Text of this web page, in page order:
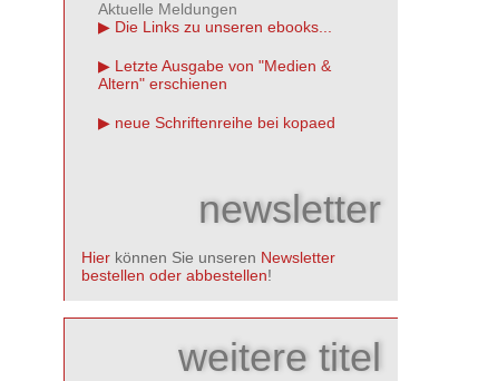
Aktuelle Meldungen
Die Links zu unseren ebooks...
Letzte Ausgabe von "Medien &
Altern" erschienen
neue Schriftenreihe bei kopaed
newsletter
Hier können Sie unseren Newsletter
bestellen oder abbestellen!
weitere titel